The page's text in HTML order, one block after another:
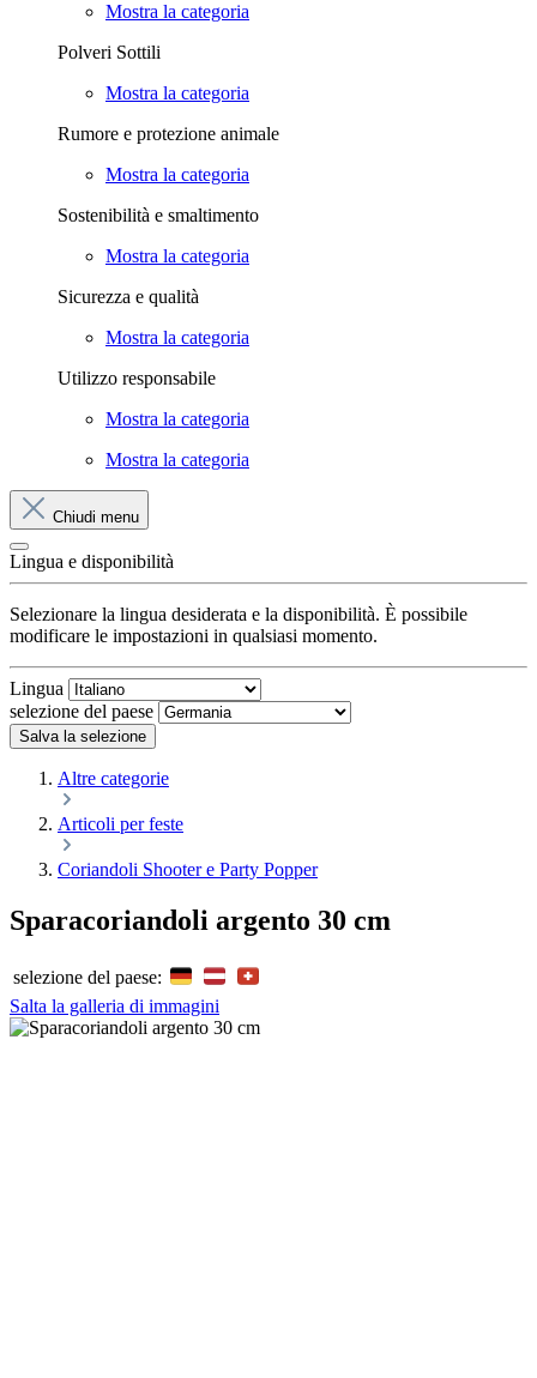
Mostra la categoria
Polveri Sottili
Mostra la categoria
Rumore e protezione animale
Mostra la categoria
Sostenibilità e smaltimento
Mostra la categoria
Sicurezza e qualità
Mostra la categoria
Utilizzo responsabile
Mostra la categoria
Mostra la categoria
Chiudi menu
Lingua e disponibilità
Selezionare la lingua desiderata e la disponibilità. È possibile
modificare le impostazioni in qualsiasi momento.
Lingua
selezione del paese
Salva la selezione
Altre categorie
Articoli per feste
Coriandoli Shooter e Party Popper
Sparacoriandoli argento 30 cm
selezione del paese:
Salta la galleria di immagini